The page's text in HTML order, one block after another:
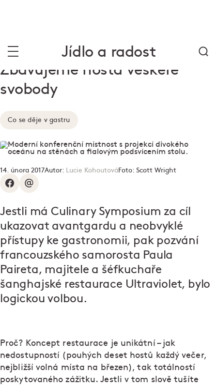
Jídlo a radost
Zbavujeme hosta veškeré
svobody
Co se děje v gastru
14. února 2017Autor: Lucie KohoutováFoto: Scott Wright
Jestli má Culinary Symposium za cíl
ukazovat avantgardu a neobvyklé
přístupy ke gastronomii, pak pozvání
francouzského samorosta Paula
Paireta, majitele a šéfkuchaře
šanghajské restaurace Ultraviolet, bylo
logickou volbou.
Proč? Koncept restaurace je unikátní – jak
nedostupností (pouhých deset hostů každý večer,
nejbližší volná místa na březen), tak totálností
poskytovaného zážitku. Jestli v tom slově tušíte